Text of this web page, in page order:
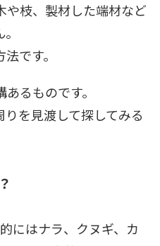
や枝、製材した端材など
です。
るものです。
を見渡して探してみる
にはナラ、クヌギ、カ